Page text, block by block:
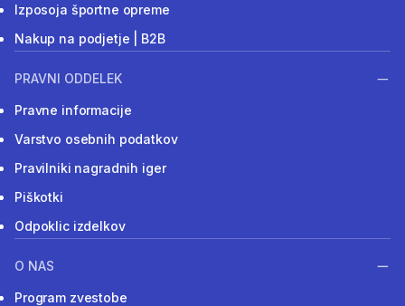
Izposoja športne opreme
Nakup na podjetje | B2B
PRAVNI ODDELEK
Pravne informacije
Varstvo osebnih podatkov
Pravilniki nagradnih iger
Piškotki
Odpoklic izdelkov
O NAS
Program zvestobe